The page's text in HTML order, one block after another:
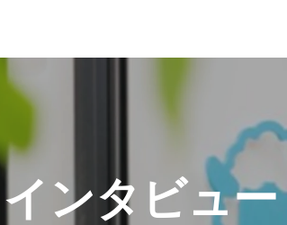
インタビュー